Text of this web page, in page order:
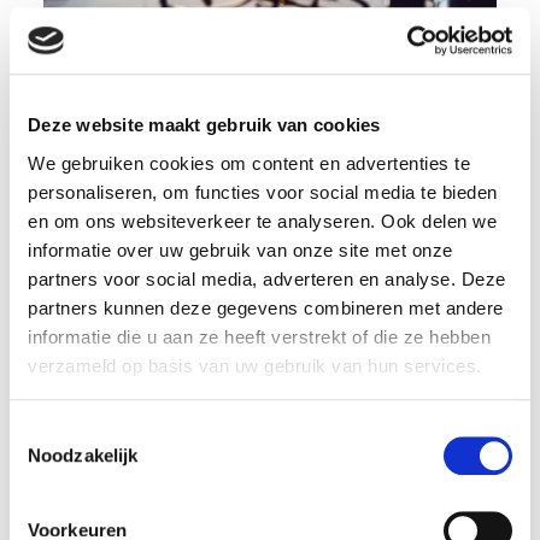
Deze website maakt gebruik van cookies
We gebruiken cookies om content en advertenties te
personaliseren, om functies voor social media te bieden
en om ons websiteverkeer te analyseren. Ook delen we
informatie over uw gebruik van onze site met onze
partners voor social media, adverteren en analyse. Deze
partners kunnen deze gegevens combineren met andere
informatie die u aan ze heeft verstrekt of die ze hebben
verzameld op basis van uw gebruik van hun services.
Noodzakelijk
Voorkeuren
Fatbike-risico's en je
aansprakelijkheidsverzekering
Lees meer